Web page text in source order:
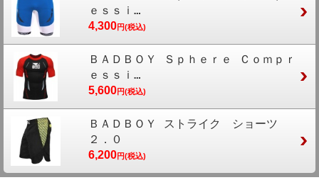
ｅｓｓｉ…
4,300円(税込)
ＢＡＤＢＯＹ Ｓｐｈｅｒｅ Ｃｏｍｐｒ
ｅｓｓｉ…
5,600円(税込)
ＢＡＤＢＯＹ ストライク ショーツ
２．０
6,200円(税込)